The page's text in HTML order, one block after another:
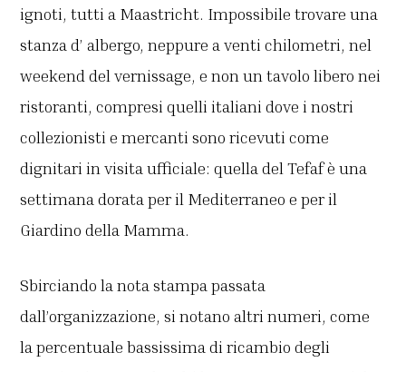
ignoti, tutti a Maastricht. Impossibile trovare una
stanza d’ albergo, neppure a venti chilometri, nel
weekend del vernissage, e non un tavolo libero nei
ristoranti, compresi quelli italiani dove i nostri
collezionisti e mercanti sono ricevuti come
dignitari in visita ufficiale: quella del Tefaf è una
settimana dorata per il Mediterraneo e per il
Giardino della Mamma.
Sbirciando la nota stampa passata
dall’organizzazione, si notano altri numeri, come
la percentuale bassissima di ricambio degli